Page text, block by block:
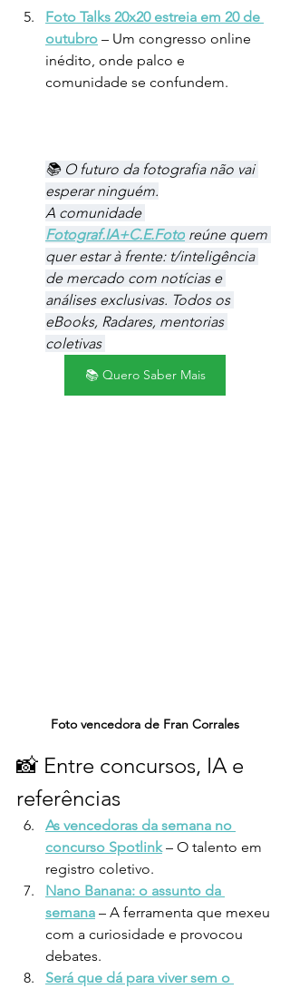
Foto Talks 20x20 estreia em 20 de
outubro – Um congresso online
inédito, onde palco e
comunidade se confundem.
📚 O futuro da fotografia não vai
esperar ninguém.
A comunidade
Fotograf.IA+C.E.Foto reúne quem
quer estar à frente: t/inteligência
de mercado com notícias e
análises exclusivas. Todos os
eBooks, Radares, mentorias
coletivas
📚 Quero Saber Mais
Foto vencedora de Fran Corrales
📸 Entre concursos, IA e
referências
As vencedoras da semana no
concurso Spotlink – O talento em
registro coletivo.
Nano Banana: o assunto da
semana – A ferramenta que mexeu
com a curiosidade e provocou
debates.
Será que dá para viver sem o